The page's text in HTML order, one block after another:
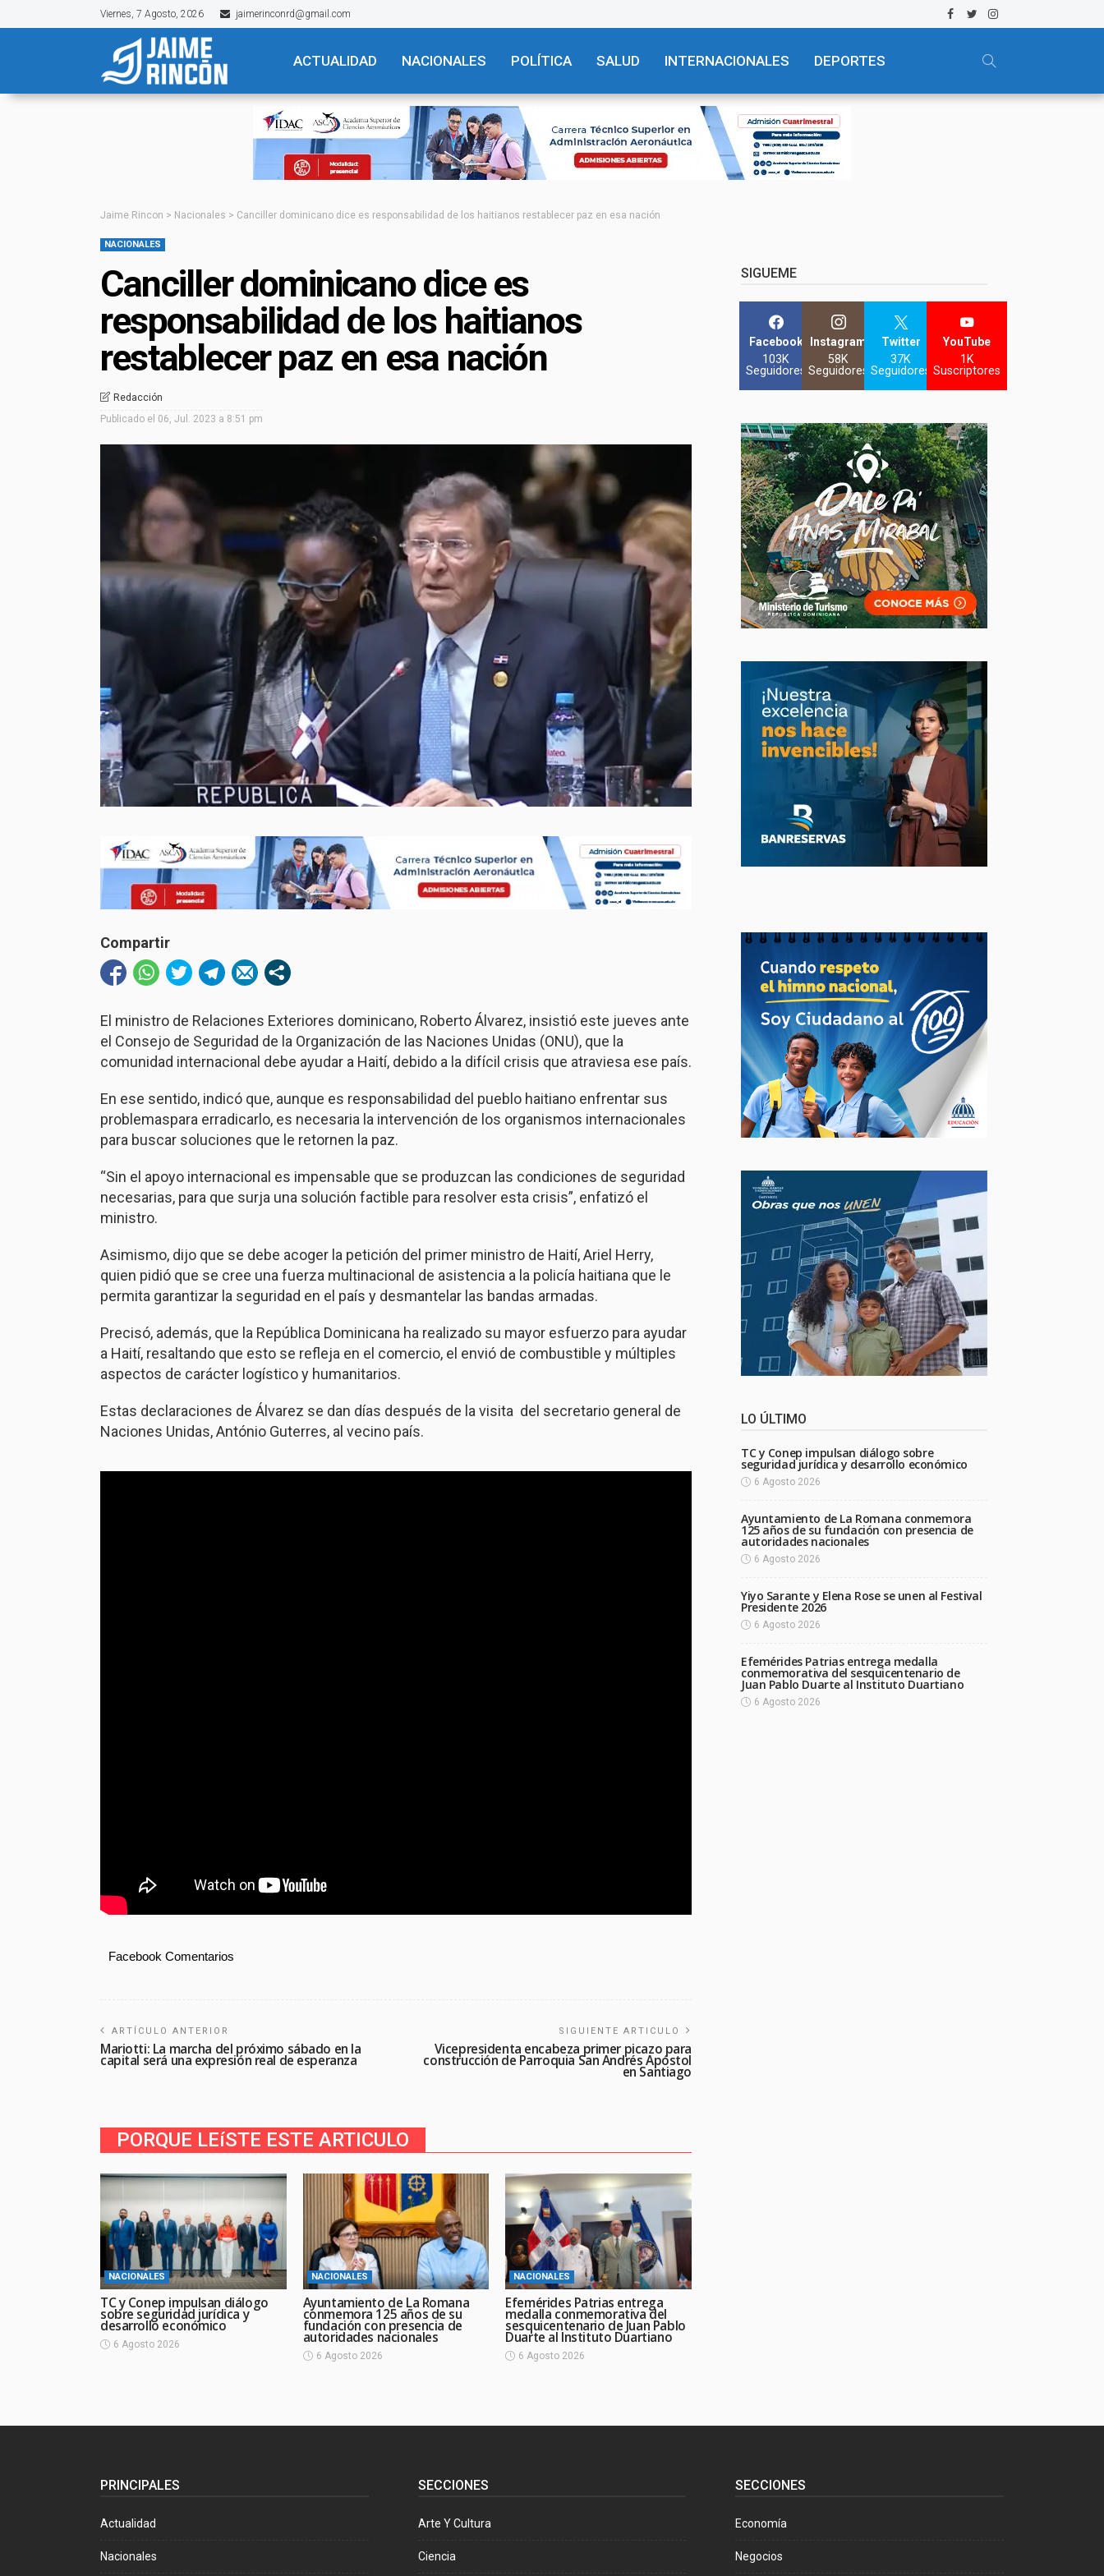
Viernes, 7 Agosto, 2026 jaimerinconrd@gmail.com
ACTUALIDAD NACIONALES POLÍTICA SALUD INTERNACIONALES DEPORTES
Jaime Rincon > Nacionales > Canciller dominicano dice es responsabilidad de los haitianos restablecer paz en esa nación
NACIONALES
Canciller dominicano dice es
responsabilidad de los haitianos
restablecer paz en esa nación
Redacción
Publicado el 06, Jul. 2023 a 8:51 pm
Compartir
El ministro de Relaciones Exteriores dominicano, Roberto Álvarez, insistió este jueves ante
el Consejo de Seguridad de la Organización de las Naciones Unidas (ONU), que la
comunidad internacional debe ayudar a Haití, debido a la difícil crisis que atraviesa ese país.
En ese sentido, indicó que, aunque es responsabilidad del pueblo haitiano enfrentar sus
problemaspara erradicarlo, es necesaria la intervención de los organismos internacionales
para buscar soluciones que le retornen la paz.
“Sin el apoyo internacional es impensable que se produzcan las condiciones de seguridad
necesarias, para que surja una solución factible para resolver esta crisis”, enfatizó el
ministro.
Asimismo, dijo que se debe acoger la petición del primer ministro de Haití, Ariel Herry,
quien pidió que se cree una fuerza multinacional de asistencia a la policía haitiana que le
permita garantizar la seguridad en el país y desmantelar las bandas armadas.
Precisó, además, que la República Dominicana ha realizado su mayor esfuerzo para ayudar
a Haití, resaltando que esto se refleja en el comercio, el envió de combustible y múltiples
aspectos de carácter logístico y humanitarios.
Estas declaraciones de Álvarez se dan días después de la visita del secretario general de
Naciones Unidas, António Guterres, al vecino país.
Facebook Comentarios
ARTÍCULO ANTERIOR
Mariotti: La marcha del próximo sábado en la
capital será una expresión real de esperanza
SIGUIENTE ARTICULO
Vicepresidenta encabeza primer picazo para
construcción de Parroquia San Andrés Apóstol
en Santiago
PORQUE LEíSTE ESTE ARTICULO
NACIONALES
TC y Conep impulsan diálogo
sobre seguridad jurídica y
desarrollo económico
6 Agosto 2026
NACIONALES
Ayuntamiento de La Romana
conmemora 125 años de su
fundación con presencia de
autoridades nacionales
6 Agosto 2026
NACIONALES
Efemérides Patrias entrega
medalla conmemorativa del
sesquicentenario de Juan Pablo
Duarte al Instituto Duartiano
6 Agosto 2026
SIGUEME
Facebook
103K
Seguidores
Instagram
58K
Seguidores
Twitter
37K
Seguidores
YouTube
1K
Suscriptores
LO ÚLTIMO
TC y Conep impulsan diálogo sobre
seguridad jurídica y desarrollo económico
6 Agosto 2026
Ayuntamiento de La Romana conmemora
125 años de su fundación con presencia de
autoridades nacionales
6 Agosto 2026
Yiyo Sarante y Elena Rose se unen al Festival
Presidente 2026
6 Agosto 2026
Efemérides Patrias entrega medalla
conmemorativa del sesquicentenario de
Juan Pablo Duarte al Instituto Duartiano
6 Agosto 2026
PRINCIPALES
Actualidad
Nacionales
SECCIONES
Arte Y Cultura
Ciencia
SECCIONES
Economía
Negocios